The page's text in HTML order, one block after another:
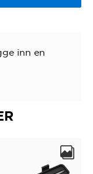
inn en